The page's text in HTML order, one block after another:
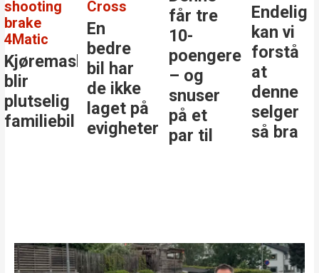
shooting
brake
4Matic
Kjøremaskinen
blir
plutselig
familiebil
Cross
En
bedre
bil har
de ikke
laget på
evigheter
får tre
10-
poengere
– og
snuser
på et
par til
Endelig
kan vi
forstå
at
denne
selger
så bra